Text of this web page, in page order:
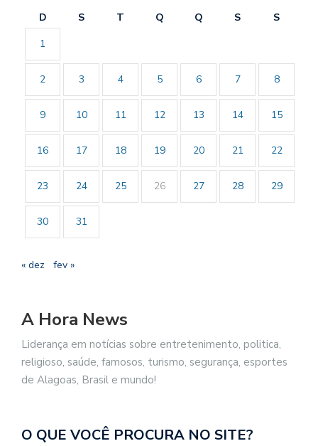
D S T Q Q S
S
1
2 3 4 5 6 7 8
9 10 11 12 13 14 15
16 17 18 19 20 21 22
23 24 25 26 27 28 29
30 31
« dez fev »
A Hora News
Liderança em notícias sobre entretenimento, politica,
religioso, saúde, famosos, turismo, segurança, esportes
de Alagoas, Brasil e mundo!
O QUE VOCÊ PROCURA NO SITE?